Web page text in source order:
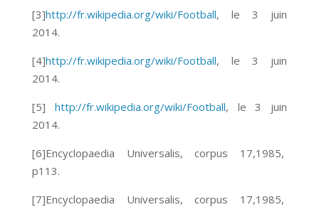
[3]http://fr.wikipedia.org/wiki/Football, le 3 juin
2014.
[4]http://fr.wikipedia.org/wiki/Football, le 3 juin
2014.
[5] http://fr.wikipedia.org/wiki/Football, le 3 juin
2014.
[6]Encyclopaedia Universalis, corpus 17,1985,
p113.
[7]Encyclopaedia Universalis, corpus 17,1985,